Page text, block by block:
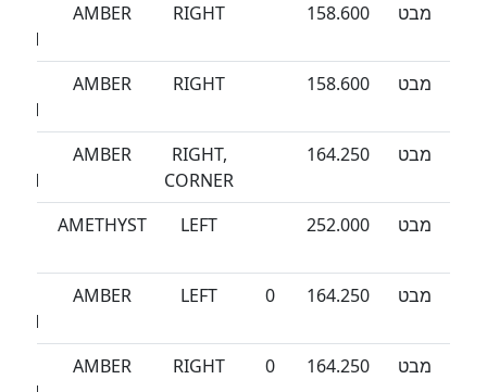
מבט
158.600
RIGHT
AMBER
מבט
158.600
RIGHT
AMBER
מבט
164.250
RIGHT,
CORNER
AMBER
מבט
252.000
LEFT
AMETHYST
מבט
164.250
0
LEFT
AMBER
מבט
164.250
0
RIGHT
AMBER